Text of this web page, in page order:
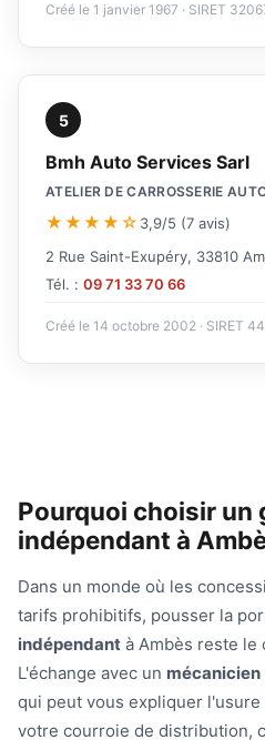
Créé le 1 janvier 1967 · SIRET
5
Bmh Auto Services Sarl
ATELIER DE CARROSSERIE
★★★★☆ 3,9/5 (7 avis)
2 Rue Saint-Exupéry, 33810
Tél. : 09 71 33 70 66
Créé le 14 octobre 2002 · SIRET
Pourquoi choisir un
indépendant à
Dans un monde où les
tarifs prohibitifs, pousser la
indépendant à Ambès reste le
L'échange avec un mécanicien
qui peut vous expliquer l'usure
votre courroie de distribution,